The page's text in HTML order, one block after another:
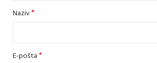
Naziv*
E-pošta*